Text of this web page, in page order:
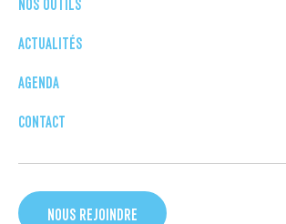
ACTUALITÉS
AGENDA
CONTACT
NOUS REJOINDRE